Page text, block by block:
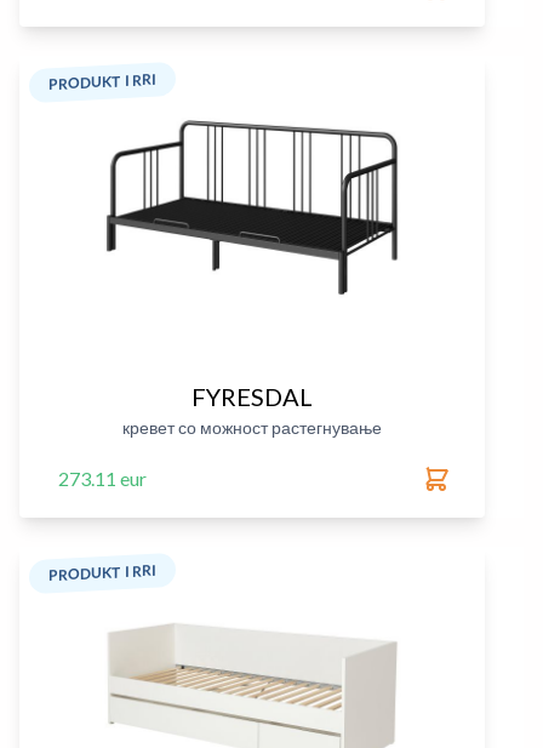
PRODUKT I RRI
FYRESDAL
кревет со можност растегнување
273.11 eur
PRODUKT I RRI